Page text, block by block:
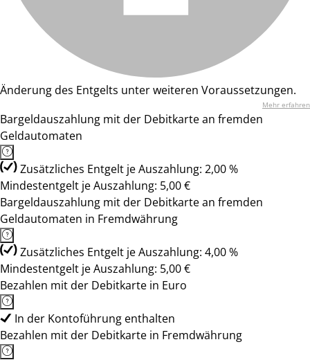
Änderung des Entgelts unter weiteren Voraussetzungen.
Mehr erfahren
Bargeldauszahlung mit der Debitkarte an fremden
Geldautomaten
Zusätzliches Entgelt je Auszahlung: 2,00 %
Mindestentgelt je Auszahlung: 5,00 €
Bargeldauszahlung mit der Debitkarte an fremden
Geldautomaten in Fremdwährung
Zusätzliches Entgelt je Auszahlung: 4,00 %
Mindestentgelt je Auszahlung: 5,00 €
Bezahlen mit der Debitkarte in Euro
In der Kontoführung enthalten
Bezahlen mit der Debitkarte in Fremdwährung